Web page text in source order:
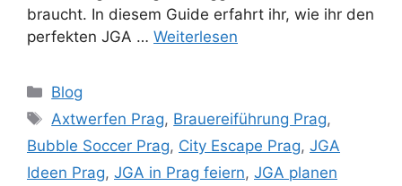
braucht. In diesem Guide erfahrt ihr, wie ihr den
perfekten JGA … Weiterlesen
Kategorien
Blog
Schlagwörter
Axtwerfen Prag, Brauereiführung Prag,
Bubble Soccer Prag, City Escape Prag, JGA
Ideen Prag, JGA in Prag feiern, JGA planen